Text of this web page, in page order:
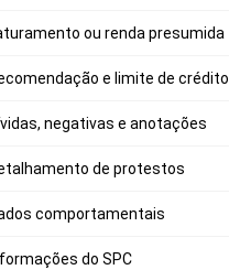
ou renda presumida
e limite de crédito
negativas e anotações
de protestos
comportamentais
do SPC